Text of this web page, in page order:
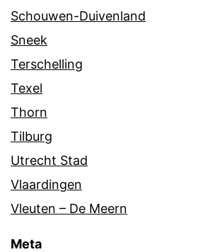
Schouwen-Duivenland
Sneek
Terschelling
Texel
Thorn
Tilburg
Utrecht Stad
Vlaardingen
Vleuten – De Meern
Meta